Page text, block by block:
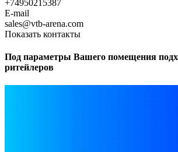
+74950215387
E-mail
sales@vtb-arena.com
Показать контакты
Под параметры Вашего помещения
ритейлеров